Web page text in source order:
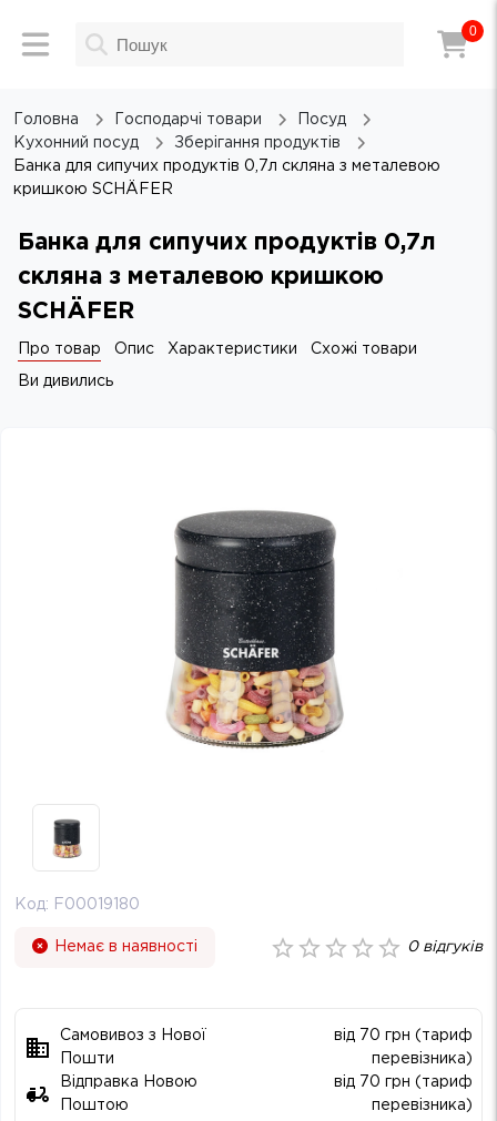
0
Головна Господарчі товари
Посуд
Кухонний посуд
Зберігання продуктів
Банка для сипучих продуктів 0,7л скляна з металевою
кришкою SCHÄFER
Банка для сипучих продуктів 0,7л
скляна з металевою кришкою
SCHÄFER
Про товар Опис Характеристики Схожі товари
Ви дивились
Код: F00019180
Немає в наявності 0відгуків
Самовивоз з Нової
Пошти
від 70 грн (тариф
перевізника)
Відправка Новою
Поштою
від 70 грн (тариф
перевізника)